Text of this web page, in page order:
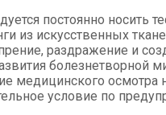
постоянно носить
из искусственных
раздражение и
болезнетворной
медицинского осмотра
условие по